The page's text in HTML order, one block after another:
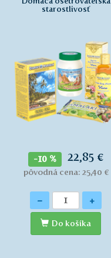
starostlivosť
-10 % 22,85 €
pôvodná cena: 25,40 €
Množstvo
- +
Do košíka